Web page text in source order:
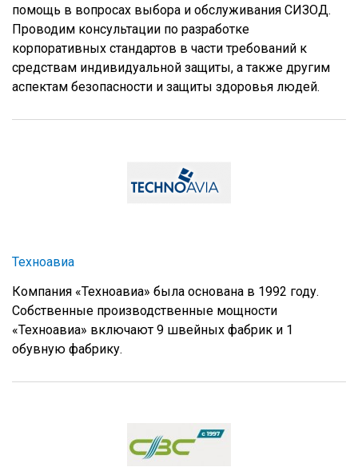
помощь в вопросах выбора и обслуживания СИЗОД.
Проводим консультации по разработке
корпоративных стандартов в части требований к
средствам индивидуальной защиты, а также другим
аспектам безопасности и защиты здоровья людей.
Техноавиа
Компания «Техноавиа» была основана в 1992 году.
Собственные производственные мощности
«Техноавиа» включают 9 швейных фабрик и 1
обувную фабрику.